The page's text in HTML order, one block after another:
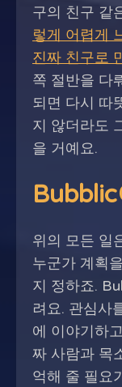
구의 친구 같
렇게 어렵게
진짜 친구로
쪽 절반을 다
되면 다시 따
지 않더라도
을 거예요.
Bubblic
위의 모든 일
누군가 계획
지 정하죠.
려요. 관심사
에 이야기하
짜 사람과 목
억해 줄 필요